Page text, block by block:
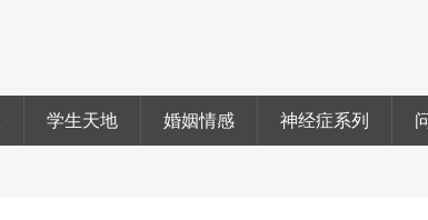
学生天地 婚姻情感 神经症系列